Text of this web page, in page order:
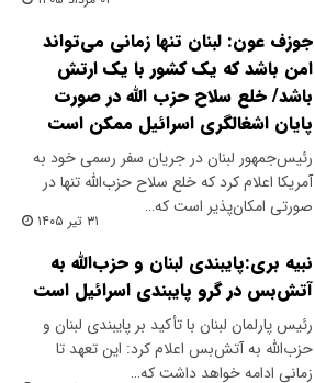
جوزف عون: لبنان تنها زمانی می‌تواند
امن باشد که یک کشور با یک ارتش
باشد/ خلع سلاح حزب الله در صورت
پایان اشغالگری اسرائیل ممکن است
رئیس‌جمهور لبنان در جریان سفر رسمی خود به
آمریکا اعلام کرد که خلع سلاح حزب‌الله تنها در
صورتی امکان‌پذیر است که…
۳۱ تیر ۱۴۰۵
نبیه بری:پایبندی لبنان و حزب‌الله به
آتش‌بس در گرو پایبندی اسرائیل است
رئیس پارلمان لبنان با تأکید بر پایبندی لبنان و
حزب‌الله به آتش‌بس اعلام کرد: این تعهد تا
زمانی ادامه خواهد داشت که…